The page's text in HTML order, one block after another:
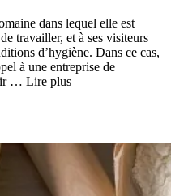
dans lequel elle est
travailler, et à ses visiteurs
d’hygiène. Dans ce cas,
à une entreprise de
… Lire plus